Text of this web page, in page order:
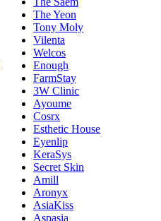
The Yeon
Tony Moly
Vilenta
Welcos
Enough
FarmStay
3W Clinic
Ayoume
Cosrx
Esthetic House
Eyenlip
KeraSys
Secret Skin
Amill
Aronyx
AsiaKiss
Aspasia